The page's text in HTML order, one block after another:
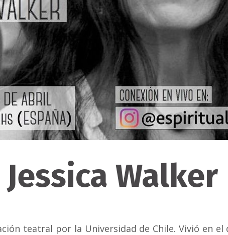
Jessica Walker
teatral por la Universidad de Chile. Vivió en